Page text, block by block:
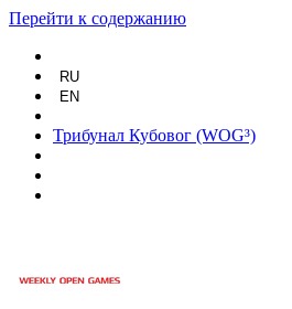
Перейти к содержанию
RU
EN
Трибунал Кубовог (WOG³)